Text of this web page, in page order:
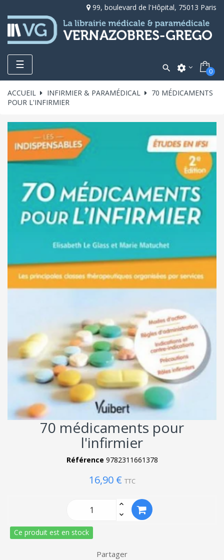
99, boulevard de l'Hôpital, 75013 Paris
Toggle
navigation
☰  settings 0
ACCUEIL INFIRMIER & PARAMÉDICAL
70 MÉDICAMENTS
POUR L'INFIRMIER
70 médicaments pour
l'infirmier
Référence 9782311661378
16,90 € TTC
Ce produit est en stock
Partager